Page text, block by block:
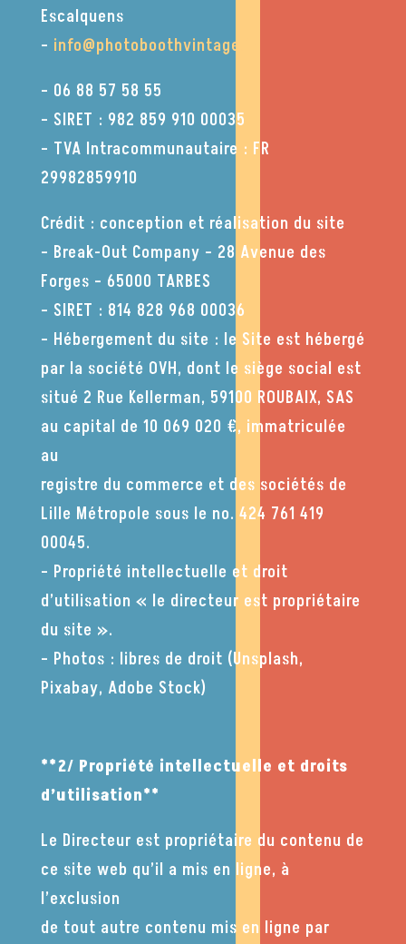
Escalquens
– info@photoboothvintage.fr
– 06 88 57 58 55
– SIRET : 982 859 910 00035
– TVA Intracommunautaire : FR
29982859910
Crédit : conception et réalisation du site
– Break-Out Company – 28 Avenue des
Forges – 65000 TARBES
– SIRET : 814 828 968 00036
– Hébergement du site : le Site est hébergé
par la société OVH, dont le siège social est
situé 2 Rue Kellerman, 59100 ROUBAIX, SAS
au capital de 10 069 020 €, immatriculée
au
registre du commerce et des sociétés de
Lille Métropole sous le no. 424 761 419
00045.
– Propriété intellectuelle et droit
d’utilisation « le directeur est propriétaire
du site ».
– Photos : libres de droit (Unsplash,
Pixabay, Adobe Stock)
**2/ Propriété intellectuelle et droits
d’utilisation**
Le Directeur est propriétaire du contenu de
ce site web qu’il a mis en ligne, à
l’exclusion
de tout autre contenu mis en ligne par